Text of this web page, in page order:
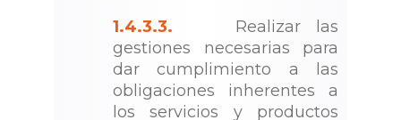
1.4.3.3. Realizar las
gestiones necesarias para
dar cumplimiento a las
obligaciones inherentes a
los servicios y productos